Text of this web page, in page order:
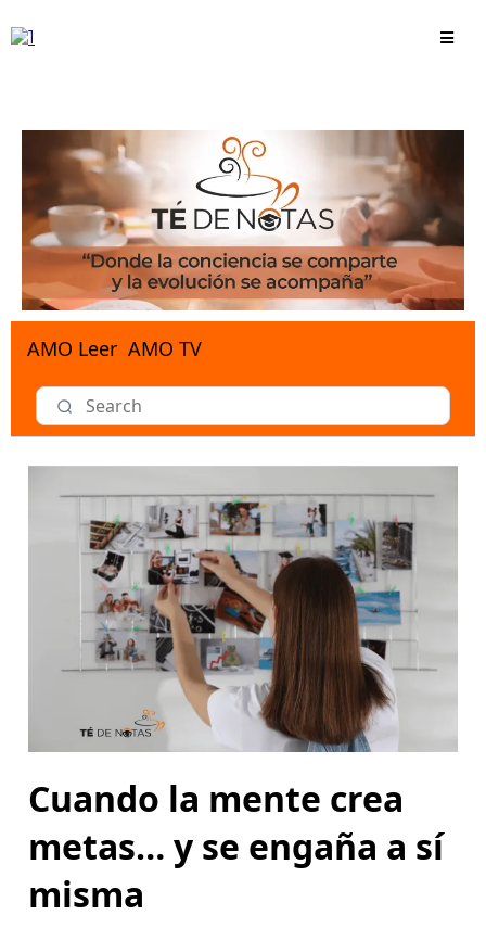
AMO Leer AMO TV
Cuando la mente crea
metas… y se engaña a sí
misma